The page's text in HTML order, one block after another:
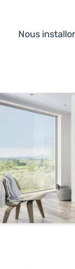
Nous